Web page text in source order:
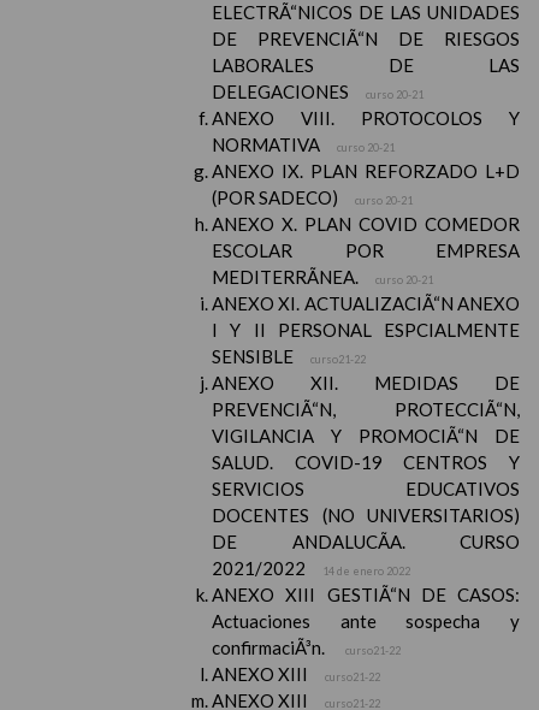
ELECTRÃ“NICOS DE LAS UNIDADES
DE PREVENCIÃ“N DE RIESGOS
LABORALES DE LAS
DELEGACIONES
curso 20-21
ANEXO VIII. PROTOCOLOS Y
NORMATIVA
curso 20-21
ANEXO IX. PLAN REFORZADO L+D
(POR SADECO)
curso 20-21
ANEXO X. PLAN COVID COMEDOR
ESCOLAR POR EMPRESA
MEDITERRÃNEA.
curso 20-21
ANEXO XI. ACTUALIZACIÃ“N ANEXO
I Y II PERSONAL ESPCIALMENTE
SENSIBLE
curso21-22
ANEXO XII. MEDIDAS DE
PREVENCIÃ“N, PROTECCIÃ“N,
VIGILANCIA Y PROMOCIÃ“N DE
SALUD. COVID-19 CENTROS Y
SERVICIOS EDUCATIVOS
DOCENTES (NO UNIVERSITARIOS)
DE ANDALUCÃA. CURSO
2021/2022
14 de enero 2022
ANEXO XIII GESTIÃ“N DE CASOS:
Actuaciones ante sospecha y
confirmaciÃ³n.
curso21-22
ANEXO XIII curso21-22
ANEXO XIII curso21-22